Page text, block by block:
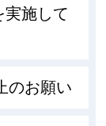
実施して
のお願い